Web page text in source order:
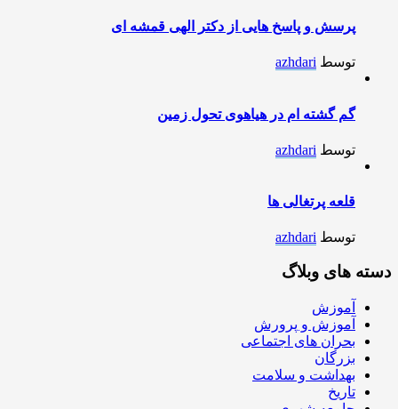
پرسش و پاسخ هایی از دکتر الهی قمشه ای
توسط azhdari
گم گشته ام در هیاهوی تحول زمین
توسط azhdari
قلعه پرتغالی ها
توسط azhdari
دسته های وبلاگ
آموزش
آموزش و پرورش
بحران های اجتماعی
بزرگان
بهداشت و سلامت
تاریخ